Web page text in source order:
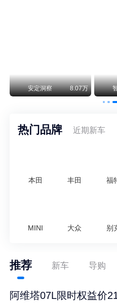
安定洞察 8.07万
热门品牌 近期新车
本田 丰田 福
MINI 大众 别
推荐 新车 导购
阿维塔07L限时权益价